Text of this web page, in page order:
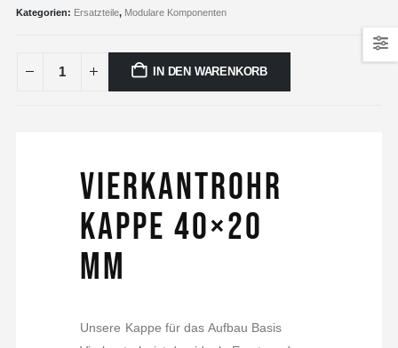
Kategorien: Ersatzteile, Modulare Komponenten
IN DEN WARENKORB
Vierkantrohr
Kappe 40×20
mm
Unsere Kappe für das Aufbau Basis